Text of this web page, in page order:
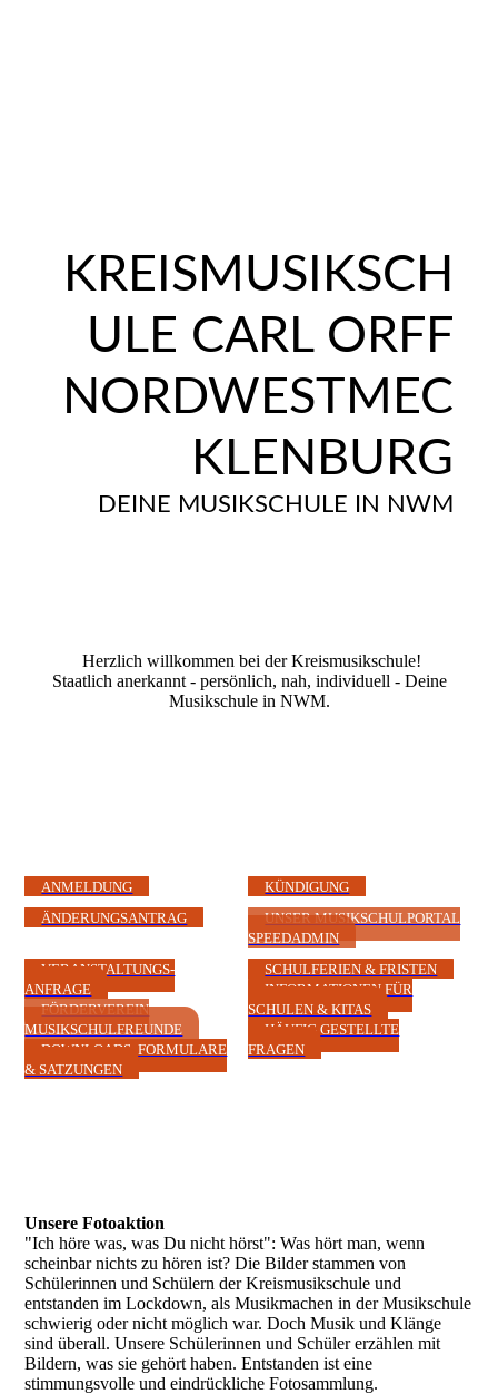
KREISMUSIKSCH
ULE CARL ORFF
NORDWESTMEC
KLENBURG
DEINE MUSIKSCHULE IN NWM
Herzlich willkommen bei der Kreismusikschule!
Staatlich anerkannt - persönlich, nah, individuell - Deine
Musikschule in NWM.
ANMELDUNG
KÜNDIGUNG
ÄNDERUNGSANTRAG
UNSER MUSIKSCHULPORTAL
SPEEDADMIN
VERANSTALTUNGS-
ANFRAGE
FÖRDERVEREIN
MUSIKSCHULFREUNDE
DOWNLOADS, FORMULARE
& SATZUNGEN
SCHULFERIEN & FRISTEN
INFORMATIONEN FÜR
SCHULEN & KITAS
HÄUFIG GESTELLTE
FRAGEN
Unsere Fotoaktion
"Ich höre was, was Du nicht hörst": Was hört man, wenn
scheinbar nichts zu hören ist? Die Bilder stammen von
Schülerinnen und Schülern der Kreismusikschule und
entstanden im Lockdown, als Musikmachen in der Musikschule
schwierig oder nicht möglich war. Doch Musik und Klänge
sind überall. Unsere Schülerinnen und Schüler erzählen mit
Bildern, was sie gehört haben. Entstanden ist eine
stimmungsvolle und eindrückliche Fotosammlung.